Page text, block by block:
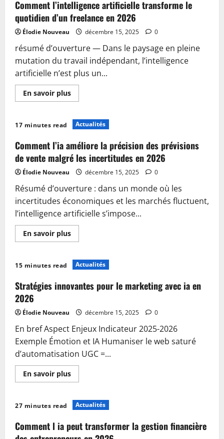
:
quelles
innovations
pour
les
mobilités
de
demain
?
Comment l’intelligence artificielle transforme le
quotidien d’un freelance en 2026
Élodie Nouveau décembre 15, 2025 0
résumé d’ouverture — Dans le paysage en pleine
mutation du travail indépendant, l’intelligence
artificielle n’est plus un...
En savoir plusEn
savoir
Comment
l’intelligence
transforme
le
quotidien
d’un
freelance
en
2026
17 minutes read Actualités
Comment l’ia améliore la précision des prévisions
de vente malgré les incertitudes en 2026
Élodie Nouveau décembre 15, 2025 0
Résumé d’ouverture : dans un monde où les
incertitudes économiques et les marchés fluctuent,
l’intelligence artificielle s’impose...
En savoir plusEn
savoir
Comment
l’ia
la
précision
de
vente
malgré
les
incertitudes
en
2026
15 minutes read Actualités
Stratégies innovantes pour le marketing avec ia en
2026
Élodie Nouveau décembre 15, 2025 0
En bref Aspect Enjeux Indicateur 2025-2026
Exemple Émotion et IA Humaniser le web saturé
d’automatisation UGC =...
En savoir plusEn
savoir
Stratégies
innovantes
le
marketing
avec
27 minutes read Actualités
Comment l ia peut transformer la gestion financière